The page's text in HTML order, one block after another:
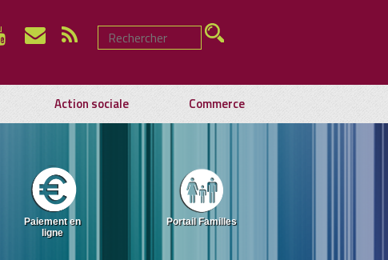
Action sociale Commerce
Paiement en
ligne
Portail Familles